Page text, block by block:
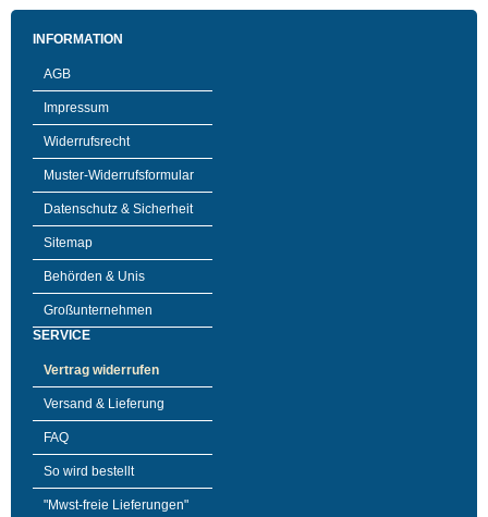
INFORMATION
AGB
Impressum
Widerrufsrecht
Muster-Widerrufsformular
Datenschutz & Sicherheit
Sitemap
Behörden & Unis
Großunternehmen
SERVICE
Vertrag widerrufen
Versand & Lieferung
FAQ
So wird bestellt
"Mwst-freie Lieferungen"